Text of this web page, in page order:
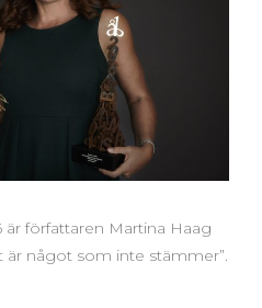
är författaren Martina Haag
är något som inte stämmer”.